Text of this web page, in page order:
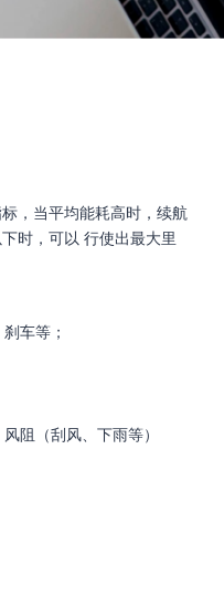
，当平均能耗⾼时，续航
时，可以 ⾏使出最⼤⾥
⻋等；
阻（刮⻛、下⾬等）